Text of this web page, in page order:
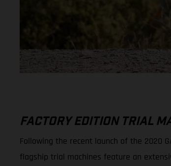
FACTORY EDITION TRIAL
Following the recent launch of the 2020
flagship trial machines feature an